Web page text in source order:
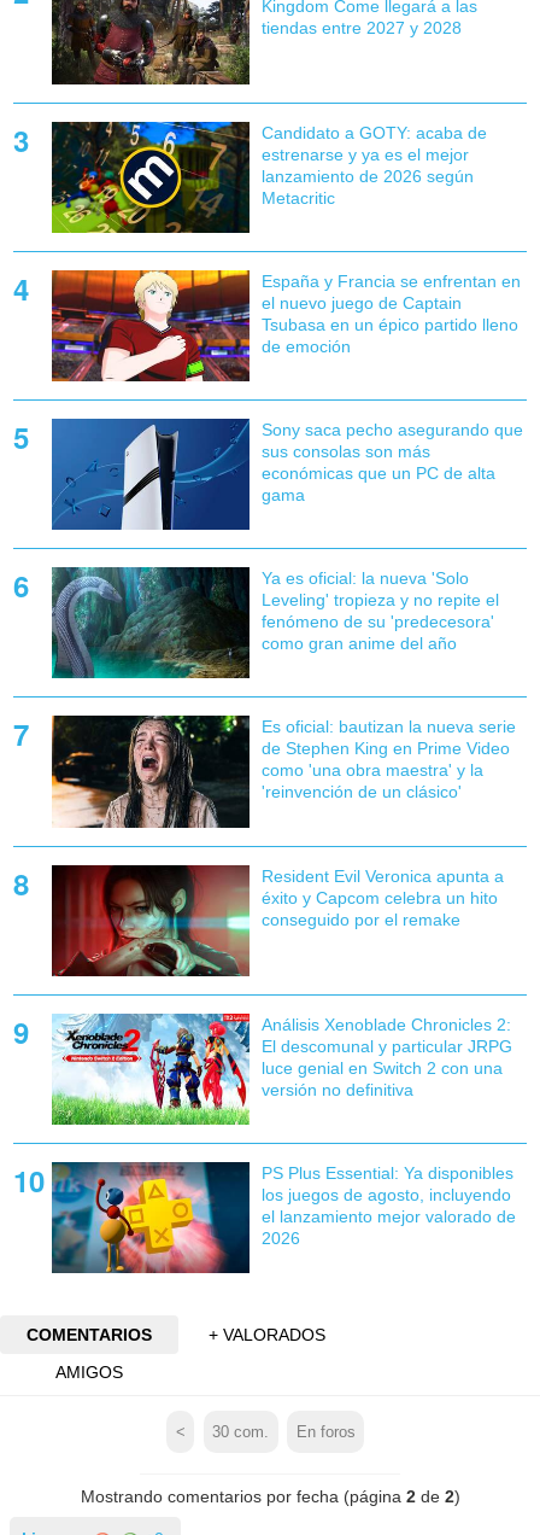
Kingdom Come llegará a las
tiendas entre 2027 y 2028
Candidato a GOTY: acaba de
estrenarse y ya es el mejor
lanzamiento de 2026 según
Metacritic
España y Francia se enfrentan en
el nuevo juego de Captain
Tsubasa en un épico partido lleno
de emoción
Sony saca pecho asegurando que
sus consolas son más
económicas que un PC de alta
gama
Ya es oficial: la nueva 'Solo
Leveling' tropieza y no repite el
fenómeno de su 'predecesora'
como gran anime del año
Es oficial: bautizan la nueva serie
de Stephen King en Prime Video
como 'una obra maestra' y la
'reinvención de un clásico'
Resident Evil Veronica apunta a
éxito y Capcom celebra un hito
conseguido por el remake
Análisis Xenoblade Chronicles 2:
El descomunal y particular JRPG
luce genial en Switch 2 con una
versión no definitiva
PS Plus Essential: Ya disponibles
los juegos de agosto, incluyendo
el lanzamiento mejor valorado de
2026
COMENTARIOS
+ VALORADOS
AMIGOS
< 30 com. En foros
Mostrando comentarios por fecha (página 2de 2)